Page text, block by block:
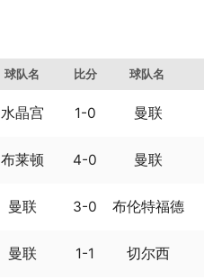
球队名 比分 球队名
水晶宫 1-0 曼联
布莱顿 4-0 曼联
曼联 3-0 布伦特福德
曼联 1-1 切尔西